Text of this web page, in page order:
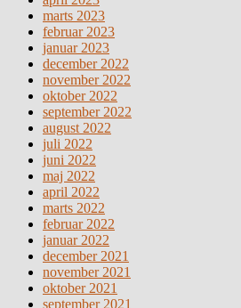
marts 2023
februar 2023
januar 2023
december 2022
november 2022
oktober 2022
september 2022
august 2022
juli 2022
juni 2022
maj 2022
april 2022
marts 2022
februar 2022
januar 2022
december 2021
november 2021
oktober 2021
september 2021